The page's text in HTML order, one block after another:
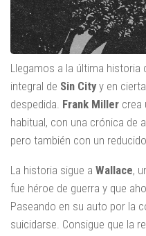
Llegamos a la última
integral de Sin City y en
despedida. Frank Miller crea
habitual, con una crónica de
pero también con un
La historia sigue a Wallace,
fue héroe de guerra y que
Paseando en su auto por la
suicidarse. Consigue que la